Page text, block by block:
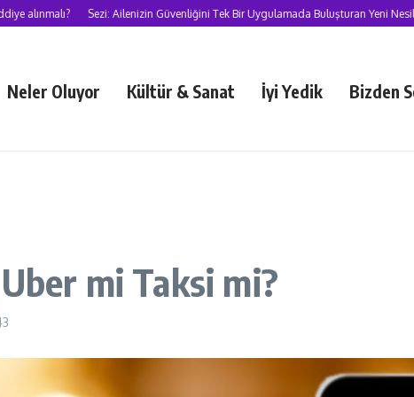
Sezi: Ailenizin Güvenliğini Tek Bir Uygulamada Buluşturan Yeni Nesil Süper
Neler Oluyor Kültür & Sanat İyi Yedik Bizden
mi Taksi mi?